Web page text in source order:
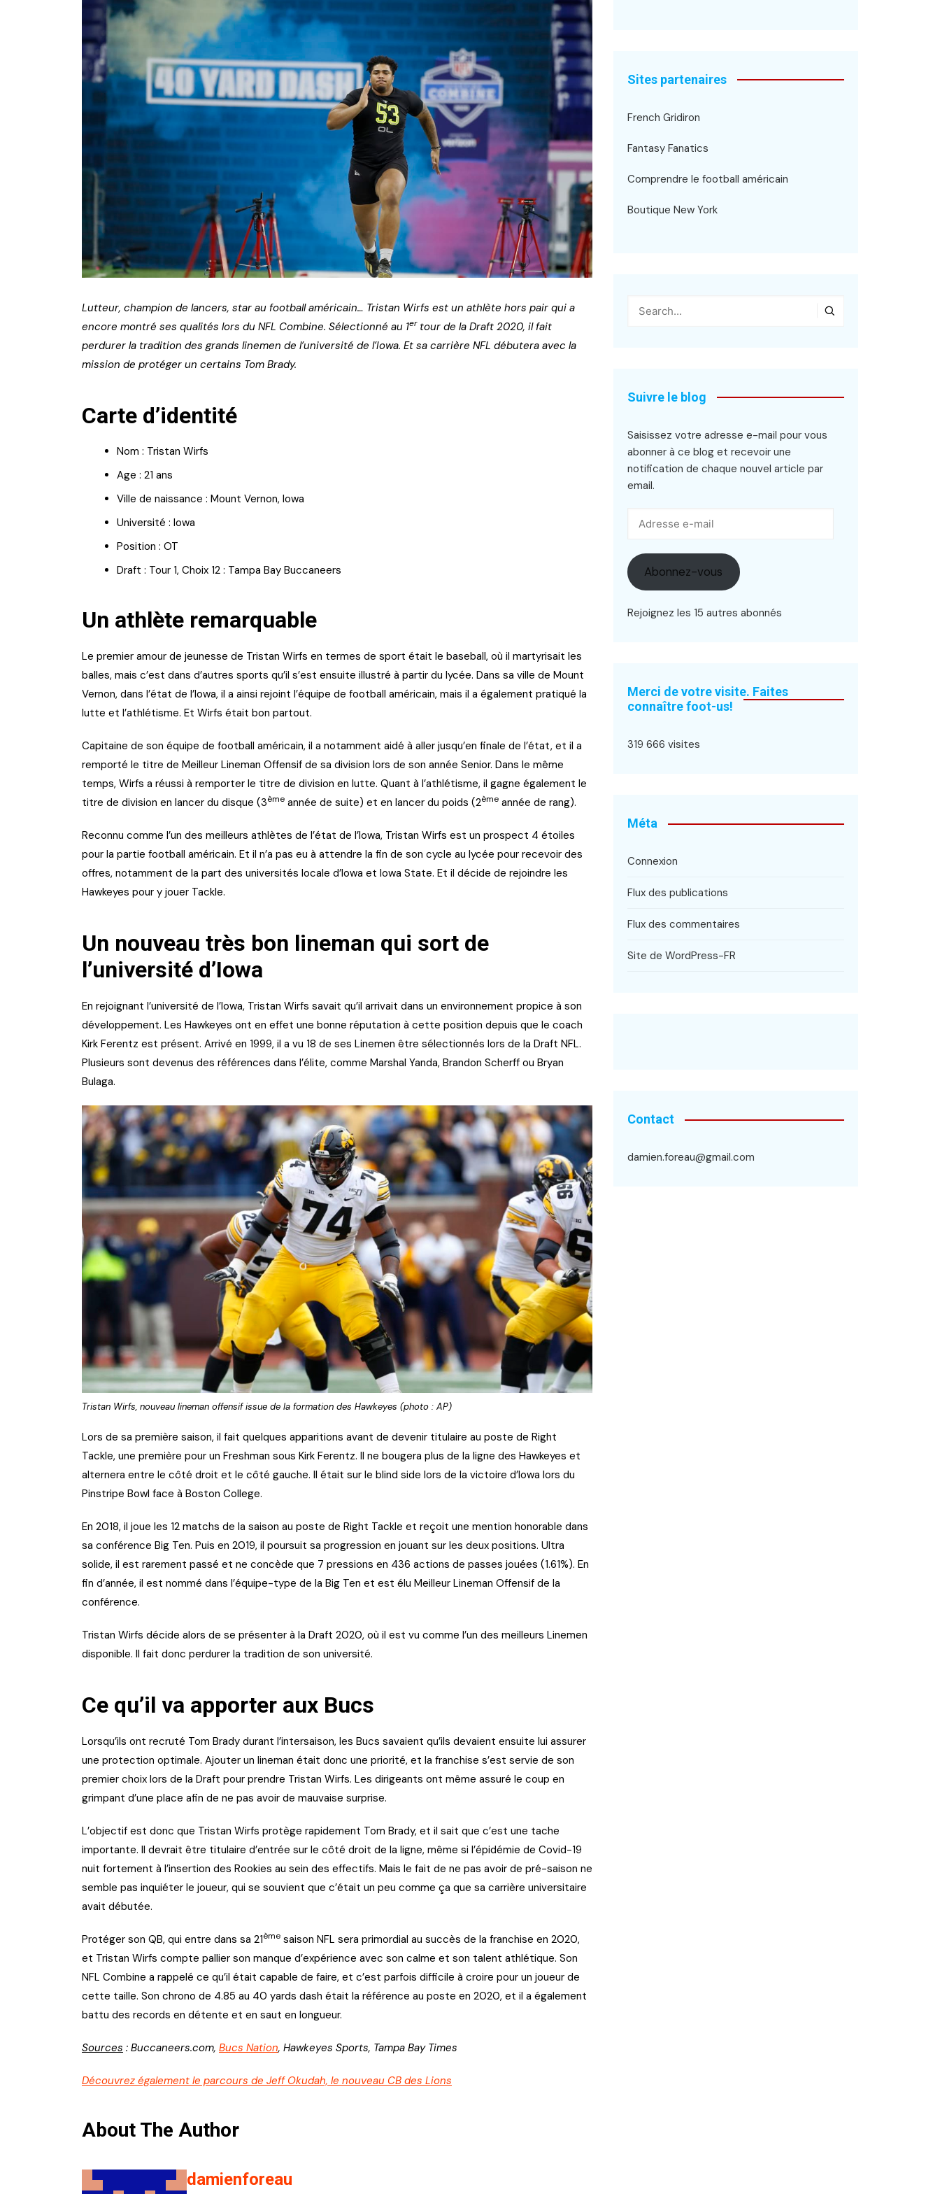
NFL – Power Rankings
Pronostics et paris NFL –
Super Bowl LIX
Histoire et Légendes
Lutteur, champion de lancers, star au football américain… Tristan Wirfs est un athlète hors pair qui a
encore montré ses qualités lors du NFL Combine. Sélectionné au 1ertour de la Draft 2020, il fait
perdurer la tradition des grands linemen de l’université de l’Iowa. Et sa carrière NFL débutera avec la
mission de protéger un certains Tom Brady.
Carte d’identité
Nom : Tristan Wirfs
Age : 21 ans
Ville de naissance : Mount Vernon, Iowa
Université : Iowa
Position : OT
Draft : Tour 1, Choix 12 : Tampa Bay Buccaneers
Un athlète remarquable
Le premier amour de jeunesse de Tristan Wirfs en termes de sport était le baseball, où il martyrisait les
balles, mais c’est dans d’autres sports qu’il s’est ensuite illustré à partir du lycée. Dans sa ville de Mount
Vernon, dans l’état de l’Iowa, il a ainsi rejoint l’équipe de football américain, mais il a également pratiqué la
lutte et l’athlétisme. Et Wirfs était bon partout.
Capitaine de son équipe de football américain, il a notamment aidé à aller jusqu’en finale de l’état, et il a
remporté le titre de Meilleur Lineman Offensif de sa division lors de son année Senior. Dans le même
temps, Wirfs a réussi à remporter le titre de division en lutte. Quant à l’athlétisme, il gagne également le
titre de division en lancer du disque (3ème année de suite) et en lancer du poids (2ème année de rang).
Reconnu comme l’un des meilleurs athlètes de l’état de l’Iowa, Tristan Wirfs est un prospect 4 étoiles
pour la partie football américain. Et il n’a pas eu à attendre la fin de son cycle au lycée pour recevoir des
offres, notamment de la part des universités locale d’Iowa et Iowa State. Et il décide de rejoindre les
Hawkeyes pour y jouer Tackle.
Un nouveau très bon lineman qui sort de
l’université d’Iowa
En rejoignant l’université de l’Iowa, Tristan Wirfs savait qu’il arrivait dans un environnement propice à son
développement. Les Hawkeyes ont en effet une bonne réputation à cette position depuis que le coach
Kirk Ferentz est présent. Arrivé en 1999, il a vu 18 de ses Linemen être sélectionnés lors de la Draft NFL.
Plusieurs sont devenus des références dans l’élite, comme Marshal Yanda, Brandon Scherff ou Bryan
Bulaga.
Tristan Wirfs, nouveau lineman offensif issue de la formation des Hawkeyes (photo : AP)
Lors de sa première saison, il fait quelques apparitions avant de devenir titulaire au poste de Right
Tackle, une première pour un Freshman sous Kirk Ferentz. Il ne bougera plus de la ligne des Hawkeyes et
alternera entre le côté droit et le côté gauche. Il était sur le blind side lors de la victoire d’Iowa lors du
Pinstripe Bowl face à Boston College.
En 2018, il joue les 12 matchs de la saison au poste de Right Tackle et reçoit une mention honorable dans
sa conférence Big Ten. Puis en 2019, il poursuit sa progression en jouant sur les deux positions. Ultra
solide, il est rarement passé et ne concède que 7 pressions en 436 actions de passes jouées (1.61%). En
fin d’année, il est nommé dans l’équipe-type de la Big Ten et est élu Meilleur Lineman Offensif de la
conférence.
Tristan Wirfs décide alors de se présenter à la Draft 2020, où il est vu comme l’un des meilleurs Linemen
disponible. Il fait donc perdurer la tradition de son université.
Ce qu’il va apporter aux Bucs
Lorsqu’ils ont recruté Tom Brady durant l’intersaison, les Bucs savaient qu’ils devaient ensuite lui assurer
une protection optimale. Ajouter un lineman était donc une priorité, et la franchise s’est servie de son
premier choix lors de la Draft pour prendre Tristan Wirfs. Les dirigeants ont même assuré le coup en
grimpant d’une place afin de ne pas avoir de mauvaise surprise.
L’objectif est donc que Tristan Wirfs protège rapidement Tom Brady, et il sait que c’est une tache
importante. Il devrait être titulaire d’entrée sur le côté droit de la ligne, même si l’épidémie de Covid-19
nuit fortement à l’insertion des Rookies au sein des effectifs. Mais le fait de ne pas avoir de pré-saison ne
semble pas inquiéter le joueur, qui se souvient que c’était un peu comme ça que sa carrière universitaire
avait débutée.
Protéger son QB, qui entre dans sa 21ème saison NFL sera primordial au succès de la franchise en 2020,
et Tristan Wirfs compte pallier son manque d’expérience avec son calme et son talent athlétique. Son
NFL Combine a rappelé ce qu’il était capable de faire, et c’est parfois difficile à croire pour un joueur de
cette taille. Son chrono de 4.85 au 40 yards dash était la référence au poste en 2020, et il a également
battu des records en détente et en saut en longueur.
Sources : Buccaneers.com, Bucs Nation, Hawkeyes Sports, Tampa Bay Times
Découvrez également le parcours de Jeff Okudah, le nouveau CB des Lions
About The Author
damienforeau
Sites partenaires
French Gridiron
Fantasy Fanatics
Comprendre le football américain
Boutique New York
Suivre le blog
Saisissez votre adresse e-mail pour vous
abonner à ce blog et recevoir une
notification de chaque nouvel article par
email.
Abonnez-vous
Rejoignez les 15 autres abonnés
Merci de votre visite. Faites
connaître foot-us!
319 666 visites
Méta
Connexion
Flux des publications
Flux des commentaires
Site de WordPress-FR
Contact
damien.foreau@gmail.com